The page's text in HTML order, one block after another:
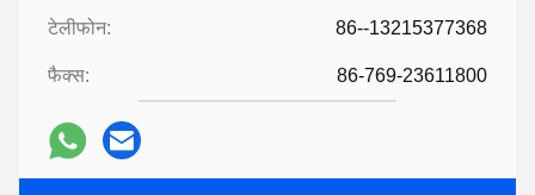
टेलीफोन: 86--13215377368
फैक्स: 86-769-23611800